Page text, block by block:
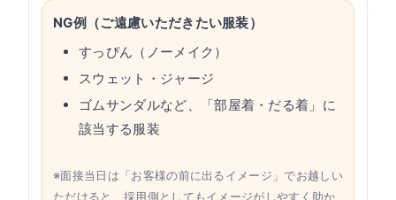
NG例（ご遠慮いただきたい服装）
すっぴん（ノーメイク）
スウェット・ジャージ
ゴムサンダルなど、「部屋着・だる着」に
該当する服装
※面接当日は「お客様の前に出るイメージ」でお越しい
ただけると、採用側としてもイメージがしやすく助か